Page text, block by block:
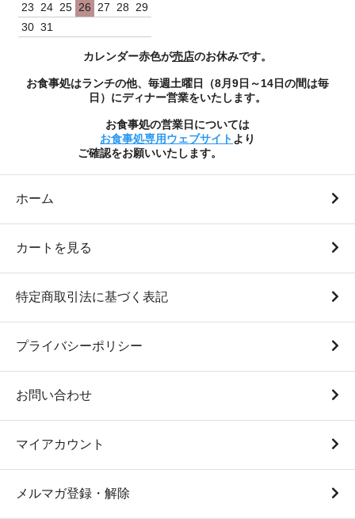
白米10Kg袋（ミルキー
23 24 25 26 27 28 29
30 31
カレンダー赤色が売店のお休みです。
お食事処はランチの他、毎週土曜日（8月9日～14日の間は毎
日）にディナー営業をいたします。
お食事処の営業日については
お食事処専用ウェブサイトより
ご確認をお願いいたします。
ホーム
カートを見る
特定商取引法に基づく表記
プライバシーポリシー
お問い合わせ
マイアカウント
メルマガ登録・解除